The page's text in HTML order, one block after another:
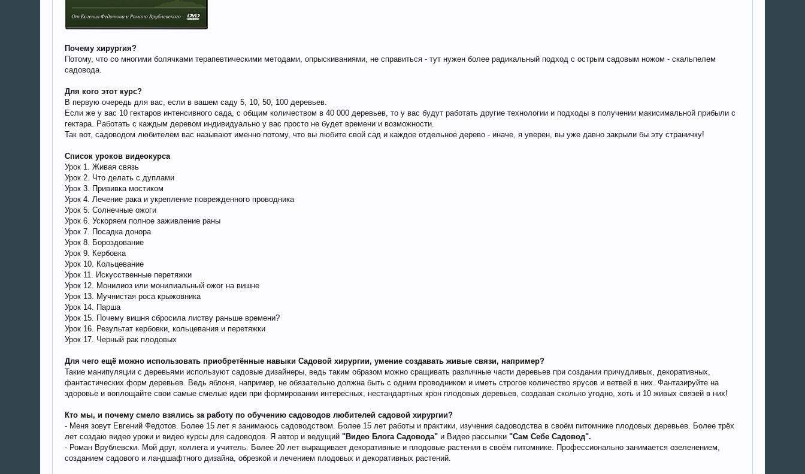
Почему хирургия?
Потому, что со многими болячками терапевтическими методами, опрыскиваниями, не справиться - тут нужен более радикальный подход с острым садовым ножом - скальпелем
садовода.
Для кого этот курс?
В первую очередь для вас, если в вашем саду 5, 10, 50, 100 деревьев.
Если же у вас 10 гектаров интенсивного сада, с общим количеством в 40 000 деревьев, то у вас будут работать другие технологии и подходы в получении макисимальной прибыли с
гектара. Работать с каждым деревом индивидуально у вас просто не будет времени и возможности.
Так вот, садоводом любителем вас называют именно потому, что вы любите свой сад и каждое отдельное дерево - иначе, я уверен, вы уже давно закрыли бы эту страничку!
Список уроков видеокурса
Урок 1. Живая связь
Урок 2. Что делать с дуплами
Урок 3. Прививка мостиком
Урок 4. Лечение рака и укрепление поврежденного проводника
Урок 5. Солнечные ожоги
Урок 6. Ускоряем полное заживление раны
Урок 7. Посадка донора
Урок 8. Бороздование
Урок 9. Кербовка
Урок 10. Кольцевание
Урок 11. Искусственные перетяжки
Урок 12. Монилиоз или монилиальный ожог на вишне
Урок 13. Мучнистая роса крыжовника
Урок 14. Парша
Урок 15. Почему вишня сбросила листву раньше времени?
Урок 16. Результат кербовки, кольцевания и перетяжки
Урок 17. Черный рак плодовых
Для чего ещё можно использовать приобретённые навыки Садовой хирургии, умение создавать живые связи, например?
Такие манипуляции с деревьями используют садовые дизайнеры, ведь таким образом можно сращивать различные части деревьев при создании причудливых, декоративных,
фантастических форм деревьев. Ведь яблоня, например, не обязательно должна быть с одним проводником и иметь строгое количество ярусов и ветвей в них. Фантазируйте на
здоровье и воплощайте свои самые смелые идеи при формировании интересных, нестандартных крон плодовых деревьев, создавая сколько угодно, хоть и 10 живых связей в них!
Кто мы, и почему смело взялись за работу по обучению садоводов любителей садовой хирургии?
- Меня зовут Евгений Федотов. Более 15 лет я занимаюсь садоводством. Более 15 лет работы и практики, изучения садоводства в своём питомнике плодовых деревьев. Более трёх
лет создаю видео уроки и видео курсы для садоводов. Я автор и ведущий"Видео Блога Садовода" и Видео рассылки"Сам Себе Садовод".
- Роман Врублевски. Мой друг, коллега и учитель. Более 20 лет выращивает декоративные и плодовые растения в своём питомнике. Профессионально занимается озеленением,
созданием садового и ландшафтного дизайна, обрезкой и лечением плодовых и декоративных растений.